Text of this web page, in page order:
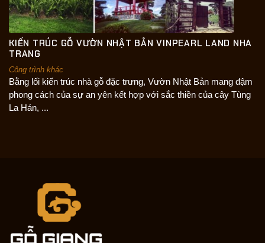
KIẾN TRÚC GỖ VƯỜN NHẬT BẢN VINPEARL LAND NHA
TRANG
Công trình khác
Bằng lối kiến trúc nhà gỗ đặc trưng, Vườn Nhật Bản mang đậm
phong cách của sự an yên kết hợp với sắc thiền của cây Tùng
La Hán, ...